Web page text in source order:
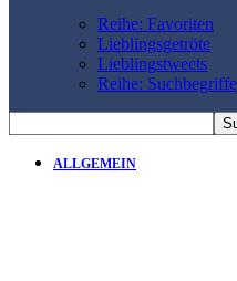
Reihe: Favoriten
Lieblingsgetröte
Lieblingstweets
Reihe: Suchbegriffe
ALLGEMEIN